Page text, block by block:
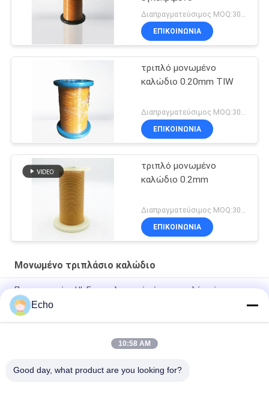
Διαπραγματεύσιμος MOQ:3000 μέτρα
ΕΠΙΚΟΙΝΩΝΙΑ
τριπλό μονωμένο
καλώδιο 0.20mm TIW
ΕΠΙΚΟΙΝΩΝΙΑ
τριπλό μονωμένο
καλώδιο 0.2mm
ΕΠΙΚΟΙΝΩΝΙΑ
Μονωμένο τριπλάσιο καλώδιο
Πιστοποιημένο UL Επαγγελματικό σύρμα τριπλής μόνωσης
σύρμα περιέλιξης χαλκού TIW για μετασχηματιστές
Τριπλό μονωμένο σύρμα 0,15mm Μονωμένο σύρμα TIW
TIW-B/F Τριπλή μόνωση σύρμα 0,15 mm μονωμένο TIW
Echo
10:58 AM
Good day, what product are you looking for?